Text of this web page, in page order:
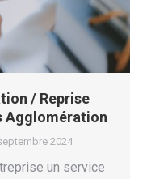
/ Reprise
Agglomération
2024
un service